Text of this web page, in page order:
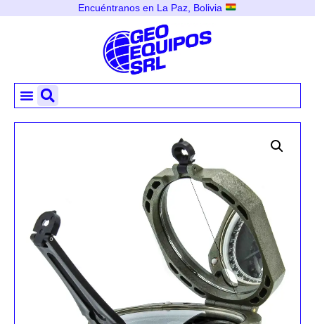
Encuéntranos en La Paz, Bolivia